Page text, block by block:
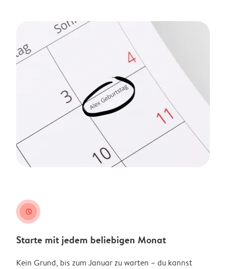
clock
Starte mit jedem beliebigen Monat
Kein Grund, bis zum Januar zu warten – du kannst